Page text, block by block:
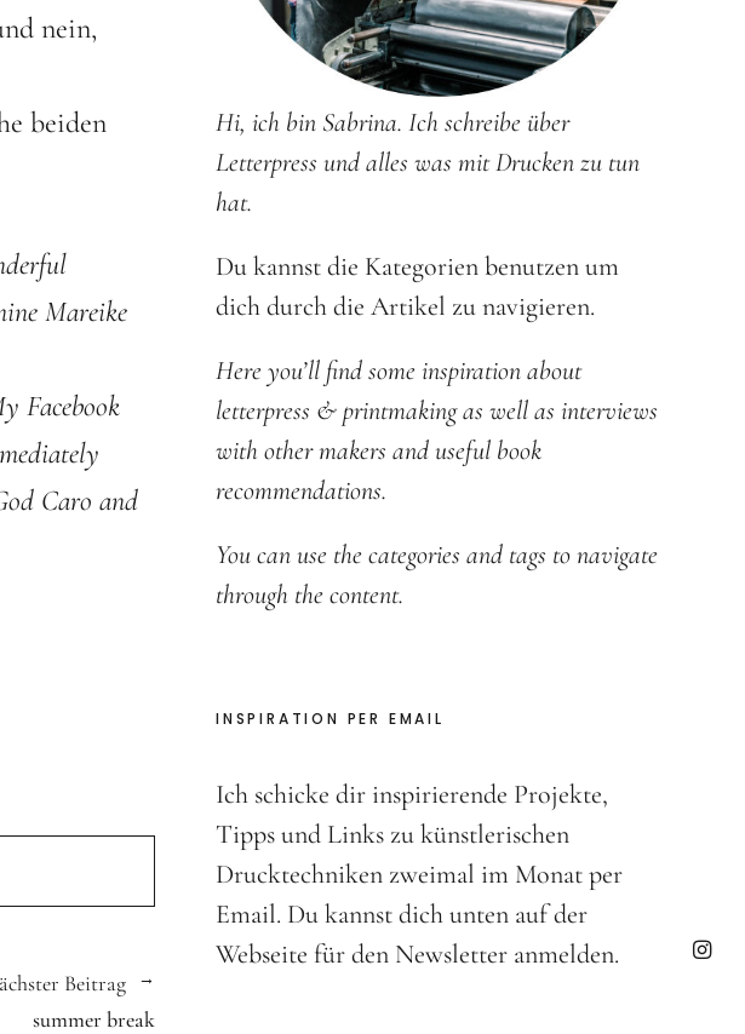
nein,
beiden
Mareike
Facebook
Caro and
Beitrag
summer break
Hi, ich bin Sabrina. Ich schreibe über
Letterpress und alles was mit Drucken zu tun
hat.
Du kannst die Kategorien benutzen um
dich durch die Artikel zu navigieren.
Here you’ll find some inspiration about
letterpress & printmaking as well as interviews
with other makers and useful book
recommendations.
You can use the categories and tags to navigate
through the content.
INSPIRATION PER EMAIL
Ich schicke dir inspirierende Projekte,
Tipps und Links zu künstlerischen
Drucktechniken zweimal im Monat per
Email. Du kannst dich unten auf der
Webseite für den Newsletter anmelden.